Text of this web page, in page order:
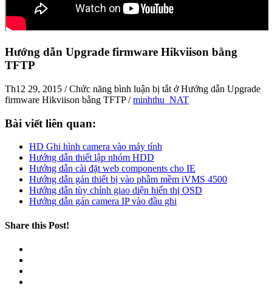
Hướng dẫn Upgrade firmware Hikviison bằng
TFTP
Th12 29, 2015 /Chức năng bình luận bị tắt ở Hướng dẫn Upgrade
firmware Hikviison bằng TFTP /minhthu_NAT
Bài viết liên quan:
HD Ghi hình camera vào máy tính
Hướng dẫn thiết lập nhóm HDD
Hướng dẫn cài đặt web components cho IE
Hướng dẫn gán thiết bị vào phầm mềm iVMS 4500
Hướng dẫn tùy chỉnh giao diện hiển thị OSD
Hướng dẫn gán camera IP vào đầu ghi
Share this Post!